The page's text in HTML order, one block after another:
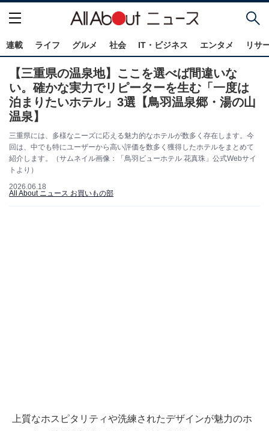
連載 ライフ グルメ 社会 IT・ビジネス エンタメ リサ
【三重県の温泉地】ここを選べば間違いな
い。確かな実力でリピーターを生む「一度は
泊まりたいホテル」3選【鳥羽温泉郷・湯の山
温泉】
三重県には、多様なニーズに応える魅力的なホテルが数多く存在します。今
回は、中でも特にユーザーから高い評価を数多く獲得したホテルをまとめて
紹介します。（サムネイル画像：「鳥羽ビューホテル 花真珠」公式Webサイ
トより）
2026.06.18
All About ニュース お買いもの部
上質なホスピタリティや洗練されたデザインが魅力のホ